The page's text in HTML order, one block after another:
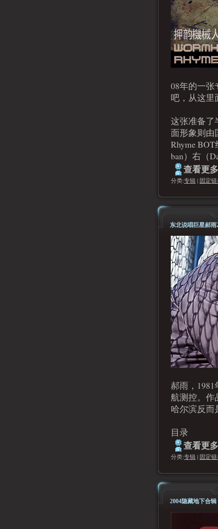
08年的一
吧，从这里
这张准备了
面形象则由
Rhyme
ban）右（
查看更
分类:专辑| 固定
东北说唱巨星郝
郝雨，
航测控。作
哈尔滨反而
目录
查看更
分类:专辑| 固定
2004隐藏地下合